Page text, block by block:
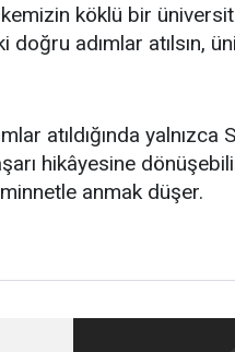
köklü bir
doğru adımlar atılsın,
atıldığında yalnızca
hikâyesine
anmak düşer.